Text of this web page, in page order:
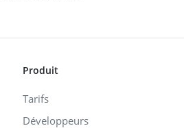
Produit
Tarifs
Développeurs